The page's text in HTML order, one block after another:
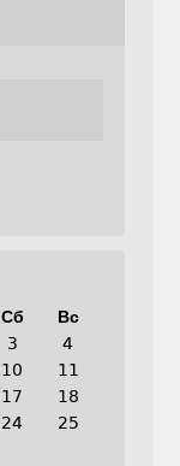
Сб
Вс
3
4
10
11
17
18
24
25